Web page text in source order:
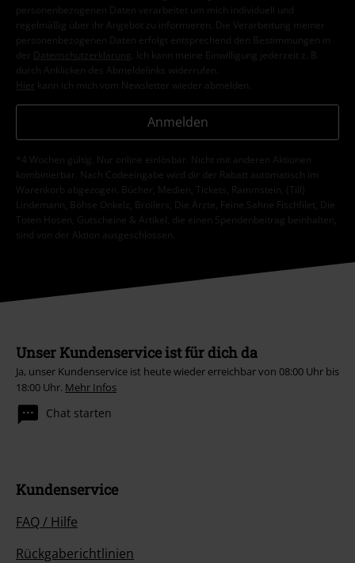
personenbezogenen Daten verarbeitet um mich individuell und
regelmäßig über ihr Angebot zu informieren. Die Verarbeitung meiner
personenbezogenen Daten erfolgt entsprechend den Bestimmungen in
der
Datenschutzerklärung
. Ich kann meine Einwilligung jederzeit z. B.
durch Anklicken des Abmeldelinks widerrufen.
Hier kann ich mich vom Newsletter wieder abmelden.
Anmelden
*4 Wochen gültig. Nur online einlösbar. Nicht mit anderen Aktionen
kombinierbar. Nach Codeeingabe wird dir der Rabatt automatisch im
Warenkorb abgezogen. Bücher, Medien, Tickets, Rammstein, (Till)
Lindemann, Böhse Onkelz, Broilers, Die Ärzte, Feine Sahne Fischfilet, Die
Toten Hosen, Gutscheine & Artikel, die einen Spendenbeitrag beinhalten,
sind von der Aktion ausgeschlossen.
Unser Kundenservice ist für dich da
Ja, unser Kundenservice ist heute wieder erreichbar von 08:00 Uhr bis
18:00 Uhr. Mehr Infos
Chat starten
Kundenservice
FAQ / Hilfe
Rückgaberichtlinien